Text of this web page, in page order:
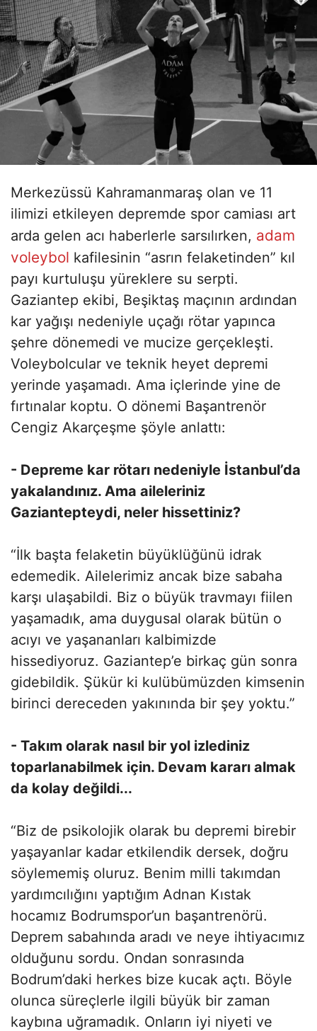
Merkezüssü Kahramanmaraş olan ve 11
ilimizi etkileyen depremde spor camiası art
arda gelen acı haberlerle sarsılırken, adam
voleybol kafilesinin “asrın felaketinden” kıl
payı kurtuluşu yüreklere su serpti.
Gaziantep ekibi, Beşiktaş maçının ardından
kar yağışı nedeniyle uçağı rötar yapınca
şehre dönemedi ve mucize gerçekleşti.
Voleybolcular ve teknik heyet depremi
yerinde yaşamadı. Ama içlerinde yine de
fırtınalar koptu. O dönemi Başantrenör
Cengiz Akarçeşme şöyle anlattı:
- Depreme kar rötarı nedeniyle İstanbul’da
yakalandınız. Ama aileleriniz
Gaziantepteydi, neler hissettiniz?
“İlk başta felaketin büyüklüğünü idrak
edemedik. Ailelerimiz ancak bize sabaha
karşı ulaşabildi. Biz o büyük travmayı fiilen
yaşamadık, ama duygusal olarak bütün o
acıyı ve yaşananları kalbimizde
hissediyoruz. Gaziantep’e birkaç gün sonra
gidebildik. Şükür ki kulübümüzden kimsenin
birinci dereceden yakınında bir şey yoktu.”
- Takım olarak nasıl bir yol izlediniz
toparlanabilmek için. Devam kararı almak
da kolay değildi...
“Biz de psikolojik olarak bu depremi birebir
yaşayanlar kadar etkilendik dersek, doğru
söylememiş oluruz. Benim milli takımdan
yardımcılığını yaptığım Adnan Kıstak
hocamız Bodrumspor’un başantrenörü.
Deprem sabahında aradı ve neye ihtiyacımız
olduğunu sordu. Ondan sonrasında
Bodrum’daki herkes bize kucak açtı. Böyle
olunca süreçlerle ilgili büyük bir zaman
kaybına uğramadık. Onların iyi niyeti ve